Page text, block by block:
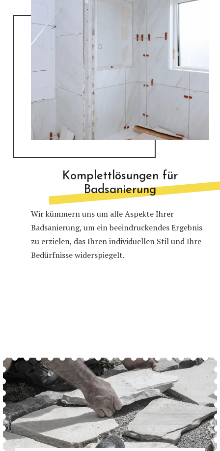
Komplettlösungen für
Badsanierung
Wir kümmern uns um alle Aspekte Ihrer
Badsanierung, um ein beeindruckendes Ergebnis
zu erzielen, das Ihren individuellen Stil und Ihre
Bedürfnisse widerspiegelt.